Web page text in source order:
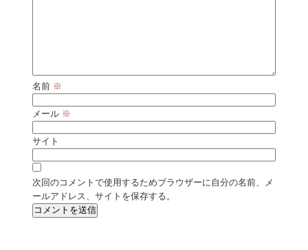
名前 ※
メール ※
サイト
次回のコメントで使用するためブラウザーに自分の名前、メ
ールアドレス、サイトを保存する。